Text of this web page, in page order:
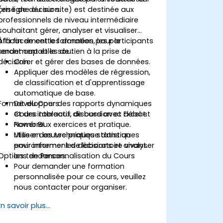
de décision.
ligne ou sur site) est destinée aux
de niveau intermédiaire
gérer, analyser et visualiser
les données pour le
et le soutien à la prise de
la fin de cette formation, les participants
capables de :
Créer et gérer des bases de données.
Appliquer des modèles de régression,
de classification et d'apprentissage
automatique de base.
Développer des rapports dynamiques
et des tableaux de bord avec Excel et
Power BI.
Utiliser des techniques statistiques
pour informer les décisions et analyser
les tendances.
du Cours
Cours interactif, discussion et débat.
Nombreux exercices et pratique.
Mise en œuvre pratique dans un
environnement de laboratoire vivant.
de Personnalisation du Cours
Pour demander une formation
personnalisée pour ce cours, veuillez
nous contacter pour organiser.
savoir plus...